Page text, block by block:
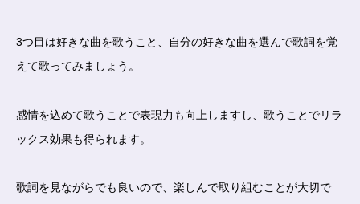
3つ目は好きな曲を歌うこと、自分の好きな曲を選んで歌詞を覚
えて歌ってみましょう。
感情を込めて歌うことで表現力も向上しますし、歌うことでリラ
ックス効果も得られます。
歌詞を見ながらでも良いので、楽しんで取り組むことが大切で